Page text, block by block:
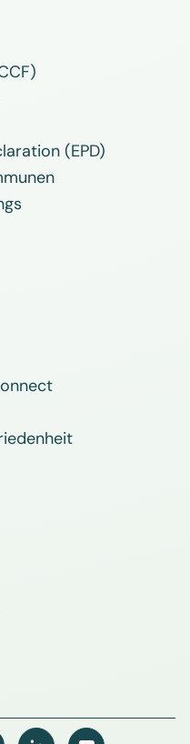
(EPD)